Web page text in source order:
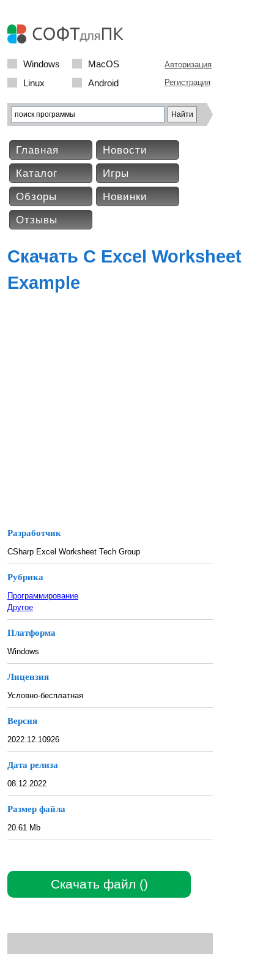
Windows
MacOS
Linux
Android
Авторизация
Регистрация
Главная
Новости
Каталог
Игры
Обзоры
Новинки
Отзывы
Скачать C Excel Worksheet
Example
Разработчик
CSharp Excel Worksheet Tech Group
Рубрика
Программирование
Другое
Платформа
Windows
Лицензия
Условно-бесплатная
Версия
2022.12.10926
Дата релиза
08.12.2022
Размер файла
20.61 Mb
Скачать файл ()